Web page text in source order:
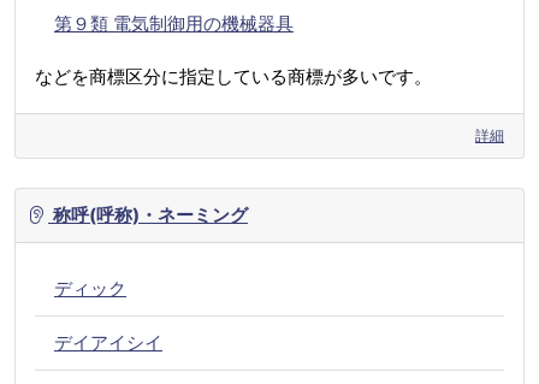
第９類 電気制御用の機械器具
などを商標区分に指定している商標が多いです。
詳細
称呼(呼称)・ネーミング
ディック
デイアイシイ